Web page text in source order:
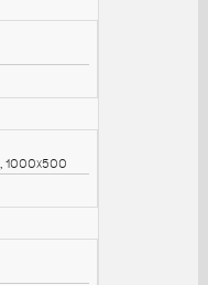
BLOKY